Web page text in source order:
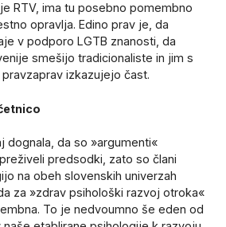
RTV, ima tu posebno pomembno
opravlja. Edino prav je, da
v podporo LGTB znanosti, da
smešijo tradicionaliste in jim s
izkazujejo čast.
dognala, da so »argumenti«
predsodki, zato so člani
na obeh slovenskih univerzah
za »zdrav psihološki razvoj otroka«
To je nedvoumno še eden od